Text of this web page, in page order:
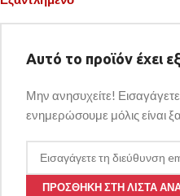
Αυτό το προϊόν έχει
Μην ανησυχείτε!
ενημερώσουμε μόλις είναι
ΠΡΟΣΘΉΚΗ ΣΤΗ ΛΊΣΤΑ